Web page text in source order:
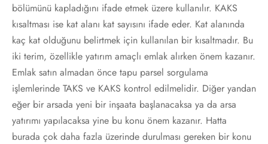
bölümünü kapladığını ifade etmek üzere kullanılır. KAKS
kısaltması ise kat alanı kat sayısını ifade eder. Kat alanında
kaç kat olduğunu belirtmek için kullanılan bir kısaltmadır. Bu
iki terim, özellikle yatırım amaçlı emlak alırken önem kazanır.
Emlak satın almadan önce tapu parsel sorgulama
işlemlerinde TAKS ve KAKS kontrol edilmelidir. Diğer yandan
eğer bir arsada yeni bir inşaata başlanacaksa ya da arsa
yatırımı yapılacaksa yine bu konu önem kazanır. Hatta
burada çok daha fazla üzerinde durulması gereken bir konu